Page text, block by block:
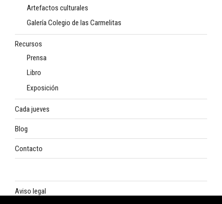
Artefactos culturales
Galería Colegio de las Carmelitas
Recursos
Prensa
Libro
Exposición
Cada jueves
Blog
Contacto
Aviso legal